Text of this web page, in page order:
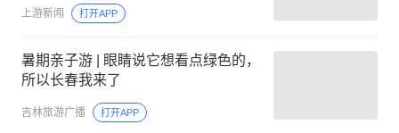
上游新闻 打开APP
暑期亲子游 | 眼睛说它想看点绿色的，
所以长春我来了
吉林旅游广播 打开APP